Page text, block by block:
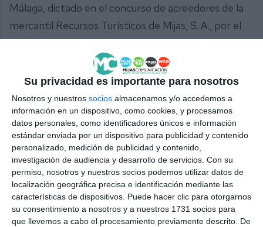
Su privacidad es importante para nosotros
Nosotros y nuestros socios almacenamos y/o accedemos a
información en un dispositivo, como cookies, y procesamos
datos personales, como identificadores únicos e información
estándar enviada por un dispositivo para publicidad y contenido
personalizado, medición de publicidad y contenido,
investigación de audiencia y desarrollo de servicios. Con su
permiso, nosotros y nuestros socios podemos utilizar datos de
localización geográfica precisa e identificación mediante las
características de dispositivos. Puede hacer clic para otorgarnos
su consentimiento a nosotros y a nuestros 1731 socios para
que llevemos a cabo el procesamiento previamente descrito. De
Málaga, dictado en el concurso de acreedores de la
mercantil Recursos Turísticos de Mijas, S. A., por el
que se resolvió la conclusión del concurso de
Comparte esta noticia desde el siguiente enlace:
https://mijascom.com/?a=37889
CONTRATACIÓN MIJAS